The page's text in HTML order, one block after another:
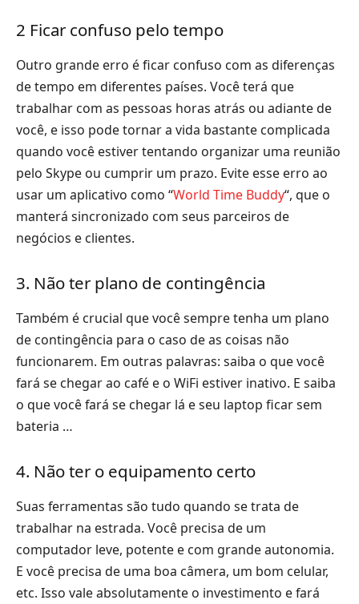
2 Ficar confuso pelo tempo
Outro grande erro é ficar confuso com as diferenças
de tempo em diferentes países. Você terá que
trabalhar com as pessoas horas atrás ou adiante de
você, e isso pode tornar a vida bastante complicada
quando você estiver tentando organizar uma reunião
pelo Skype ou cumprir um prazo. Evite esse erro ao
usar um aplicativo como “World Time Buddy“, que o
manterá sincronizado com seus parceiros de
negócios e clientes.
3. Não ter plano de contingência
Também é crucial que você sempre tenha um plano
de contingência para o caso de as coisas não
funcionarem. Em outras palavras: saiba o que você
fará se chegar ao café e o WiFi estiver inativo. E saiba
o que você fará se chegar lá e seu laptop ficar sem
bateria …
4. Não ter o equipamento certo
Suas ferramentas são tudo quando se trata de
trabalhar na estrada. Você precisa de um
computador leve, potente e com grande autonomia.
E você precisa de uma boa câmera, um bom celular,
etc. Isso vale absolutamente o investimento e fará